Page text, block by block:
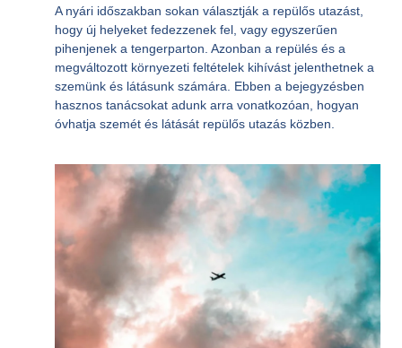
A nyári időszakban sokan választják a repülős utazást,
hogy új helyeket fedezzenek fel, vagy egyszerűen
pihenjenek a tengerparton. Azonban a repülés és a
megváltozott környezeti feltételek kihívást jelenthetnek a
szemünk és látásunk számára. Ebben a bejegyzésben
hasznos tanácsokat adunk arra vonatkozóan, hogyan
óvhatja szemét és látását repülős utazás közben.